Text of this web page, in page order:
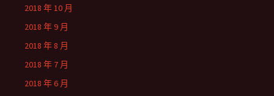
2018 年 10 月
2018 年 9 月
2018 年 8 月
2018 年 7 月
2018 年 6 月